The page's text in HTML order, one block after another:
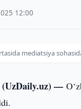
12:00
mediatsiya
(UzDaily.uz) —